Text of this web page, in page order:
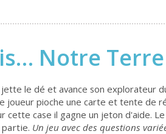
Notre Terre
le dé et avance son explorateur
pioche une carte et tente de
cette case il gagne un jeton d'aide.
Un jeu avec des questions